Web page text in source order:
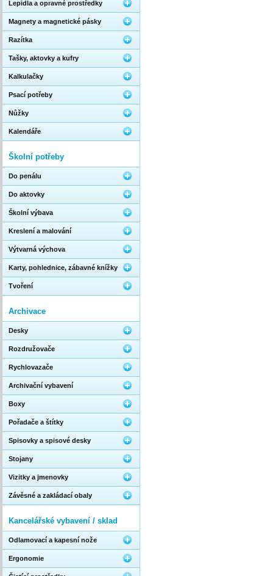
Lepidla a opravné prostředky
Magnety a magnetické pásky
Razítka
Tašky, aktovky a kufry
Kalkulačky
Psací potřeby
Nůžky
Kalendáře
Školní potřeby
Do penálu
Do aktovky
Školní výbava
Kreslení a malování
Výtvarná výchova
Karty, pohlednice, zábavné knížky
Tvoření
Archivace
Desky
Rozdružovače
Rychlovazače
Archivační vybavení
Boxy
Pořadače a štítky
Spisovky a spisové desky
Stojany
Vizitky a jmenovky
Závěsné a zakládací obaly
Kancelářské vybavení / sklad
Odlamovací a kapesní nože
Ergonomie